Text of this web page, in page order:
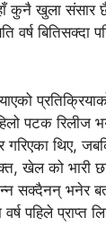
कुनै खुला संसार
वर्ष बितिसक्दा
पटक रिलीज
थिए,
खेल को भारी
सक्दैनन् भनेर
पहिले प्राप्त